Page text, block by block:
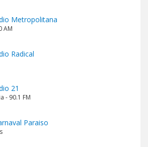
Metropolitana
AM
Radical
21
- 90.1 FM
Paraiso